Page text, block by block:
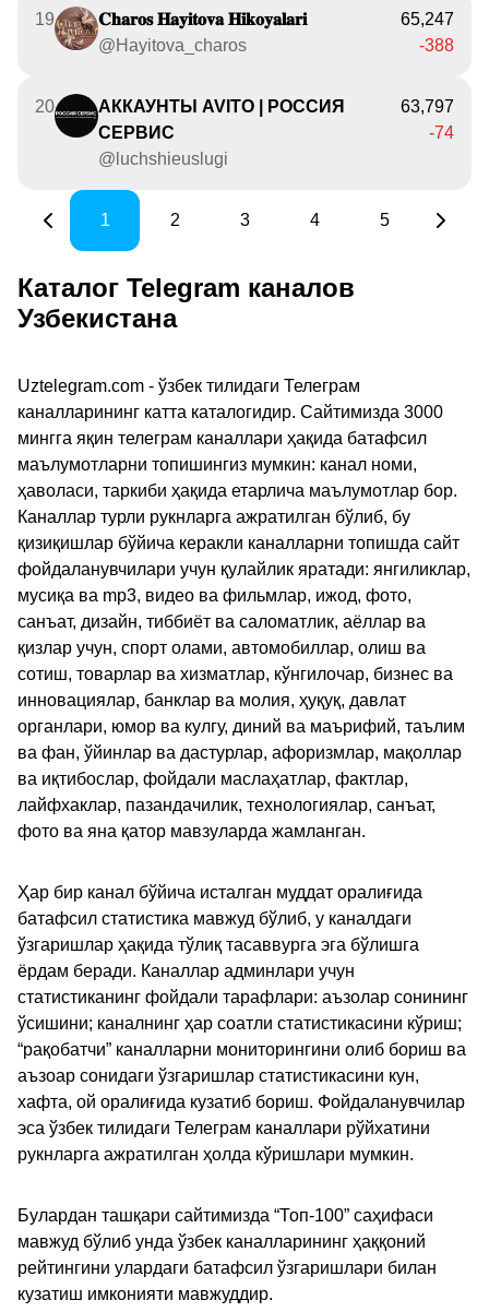
19
𝐂𝐡𝐚𝐫𝐨𝐬 𝐇𝐚𝐲𝐢𝐭𝐨𝐯𝐚 𝐇𝐢𝐤𝐨𝐲𝐚𝐥𝐚𝐫𝐢
@Hayitova_charos
65,247
-388
20
АККАУНТЫ AVITO | РОССИЯ
СЕРВИС
@luchshieuslugi
63,797
-74
1 2 3 4 5
Каталог Telegram каналов
Узбекистана
Uztelegram.com - ўзбек тилидаги Телеграм
каналларининг катта каталогидир. Сайтимизда 3000
мингга яқин телеграм каналлари ҳақида батафсил
маълумотларни топишингиз мумкин: канал номи,
ҳаволаси, таркиби ҳақида етарлича маълумотлар бор.
Каналлар турли рукнларга ажратилган бўлиб, бу
қизиқишлар бўйича керакли каналларни топишда сайт
фойдаланувчилари учун қулайлик яратади: янгиликлар,
мусиқа ва mp3, видео ва фильмлар, ижод, фото,
санъат, дизайн, тиббиёт ва саломатлик, аёллар ва
қизлар учун, спорт олами, автомобиллар, олиш ва
сотиш, товарлар ва хизматлар, кўнгилочар, бизнес ва
инновациялар, банклар ва молия, ҳуқуқ, давлат
органлари, юмор ва кулгу, диний ва маърифий, таълим
ва фан, ўйинлар ва дастурлар, афоризмлар, мақоллар
ва иқтибослар, фойдали маслаҳатлар, фактлар,
лайфхаклар, пазандачилик, технологиялар, санъат,
фото ва яна қатор мавзуларда жамланган.
Ҳар бир канал бўйича исталган муддат оралиғида
батафсил статистика мавжуд бўлиб, у каналдаги
ўзгаришлар ҳақида тўлиқ тасаввурга эга бўлишга
ёрдам беради. Каналлар админлари учун
статистиканинг фойдали тарафлари: аъзолар сонининг
ўсишини; каналнинг ҳар соатли статистикасини кўриш;
“рақобатчи” каналларни мониторингини олиб бориш ва
аъзоар сонидаги ўзгаришлар статистикасини кун,
хафта, ой оралиғида кузатиб бориш. Фойдаланувчилар
эса ўзбек тилидаги Телеграм каналлари рўйхатини
рукнларга ажратилган ҳолда кўришлари мумкин.
Булардан ташқари сайтимизда “Топ-100” саҳифаси
мавжуд бўлиб унда ўзбек каналларининг ҳаққоний
рейтингини улардаги батафсил ўзгаришлари билан
кузатиш имконияти мавжуддир.